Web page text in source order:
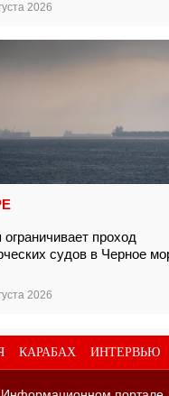
2026
ограничивает проход
судов в Черное
2026
КАРАБАХ ИНТЕРВЬЮ